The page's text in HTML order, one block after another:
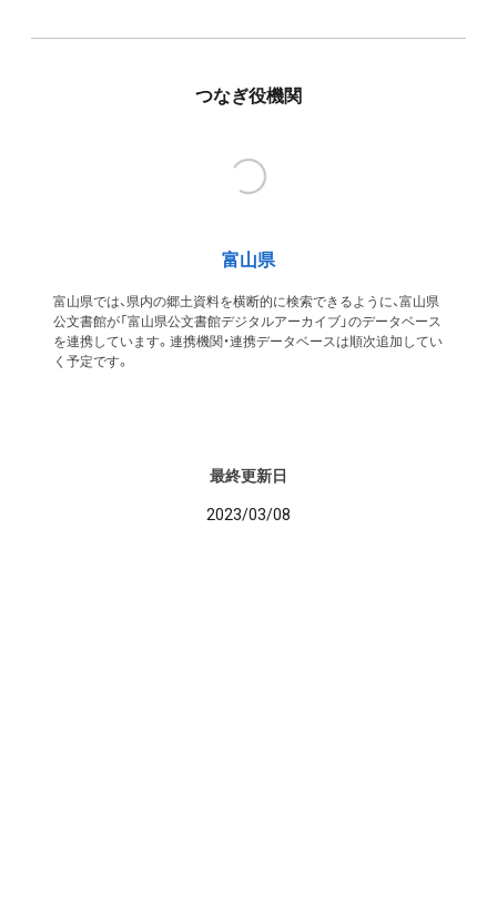
つなぎ役機関
富山県
富山県では、県内の郷土資料を横断的に検索できるように、富山県
公文書館が「富山県公文書館デジタルアーカイブ」のデータベース
を連携しています。連携機関・連携データベースは順次追加してい
く予定です。
最終更新日
2023/03/08